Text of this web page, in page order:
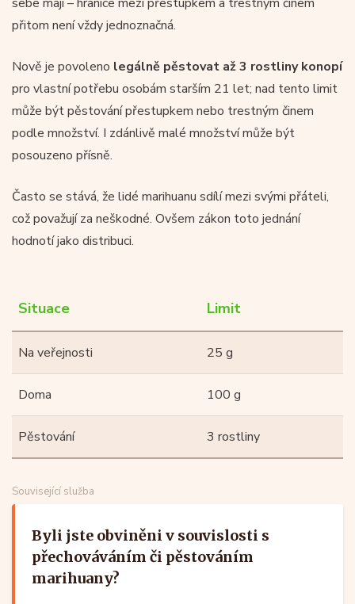
přitom není vždy jednoznačná.
Nově je povoleno legálně pěstovat až 3 rostliny konopí
pro vlastní potřebu osobám starším 21 let; nad tento limit
může být pěstování přestupkem nebo trestným činem
podle množství. I zdánlivě malé množství může být
posouzeno přísně.
Často se stává, že lidé marihuanu sdílí mezi svými přáteli,
což považují za neškodné. Ovšem zákon toto jednání
hodnotí jako distribuci.
Situace Limit
Na veřejnosti 25 g
Doma 100 g
Pěstování 3 rostliny
Související služba
Byli jste obviněni v souvislosti s
přechováváním či pěstováním
marihuany?